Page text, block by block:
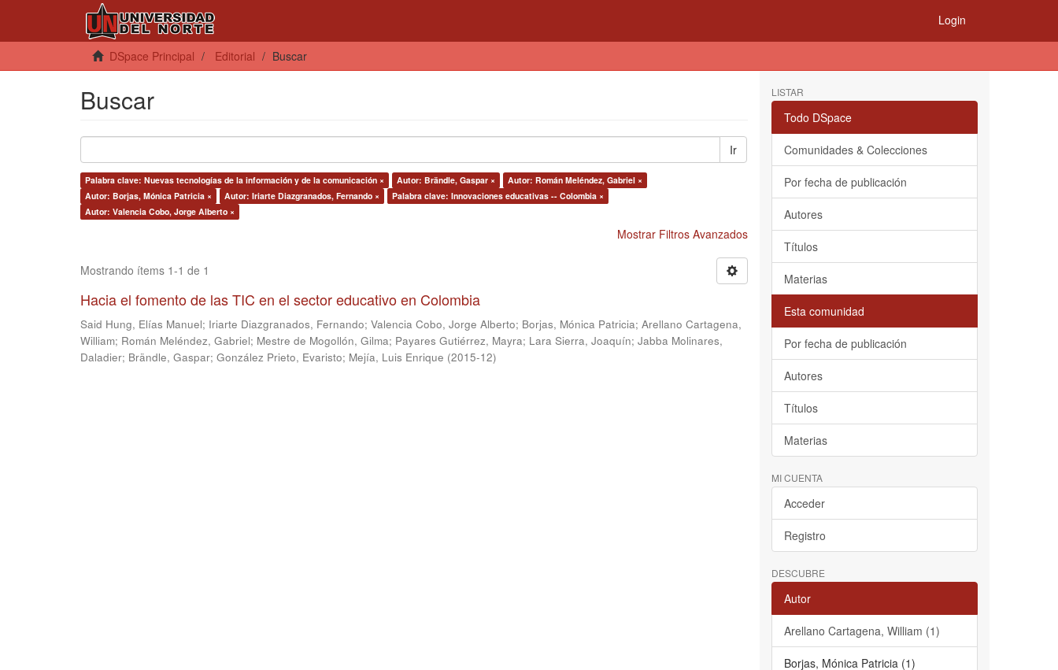
Login
DSpace Principal Editorial Buscar
Buscar
Ir
Palabra clave: Nuevas tecnologías de la información y de la comunicación × Autor: Brändle, Gaspar ×
Autor: Román Meléndez, Gabriel ×
Autor: Borjas, Mónica Patricia ×
Autor: Iriarte Diazgranados, Fernando ×
Palabra clave: Innovaciones educativas -- Colombia ×
Autor: Valencia Cobo, Jorge Alberto ×
Mostrar Filtros Avanzados
Mostrando ítems 1-1 de 1
Hacia el fomento de las TIC en el sector educativo en Colombia
Said Hung, Elías Manuel; Iriarte Diazgranados, Fernando; Valencia Cobo, Jorge Alberto; Borjas, Mónica Patricia; Arellano Cartagena,
William; Román Meléndez, Gabriel; Mestre de Mogollón, Gilma; Payares Gutiérrez, Mayra; Lara Sierra, Joaquín; Jabba Molinares,
Daladier; Brändle, Gaspar; González Prieto, Evaristo; Mejía, Luis Enrique (2015-12)
LISTAR
Todo DSpace
Comunidades & Colecciones
Por fecha de publicación
Autores
Títulos
Materias
Esta comunidad
Por fecha de publicación
Autores
Títulos
Materias
MI CUENTA
Acceder
Registro
DESCUBRE
Autor
Arellano Cartagena, William (1)
Borjas, Mónica Patricia (1)